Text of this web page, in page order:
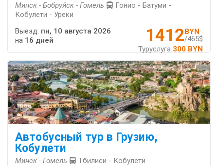
Минск - Бобруйск - Гомель
Гонио - Батуми -
Кобулети - Уреки
1412BYN
/465$
Туруслуга 300 BYN
Выезд: пн, 10 августа 2026
на 16 дней
Автобусный тур в Грузию,
Кобулети
Минск - Гомель Тбилиси - Кобулети